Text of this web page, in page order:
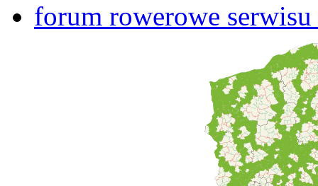
forum rowerowe